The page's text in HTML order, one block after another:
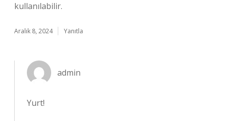
kullanılabilir.
Aralık 8, 2024 Yanıtla
admin
Yurt!